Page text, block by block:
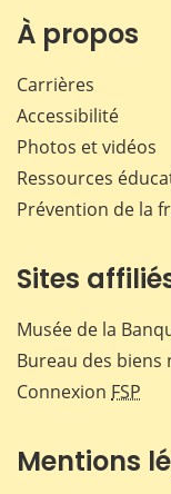
À propos
Carrières
Accessibilité
Photos et vidéos
Ressources
Prévention de la
Sites
Musée de la
Bureau des biens
Connexion FSP
Mentions